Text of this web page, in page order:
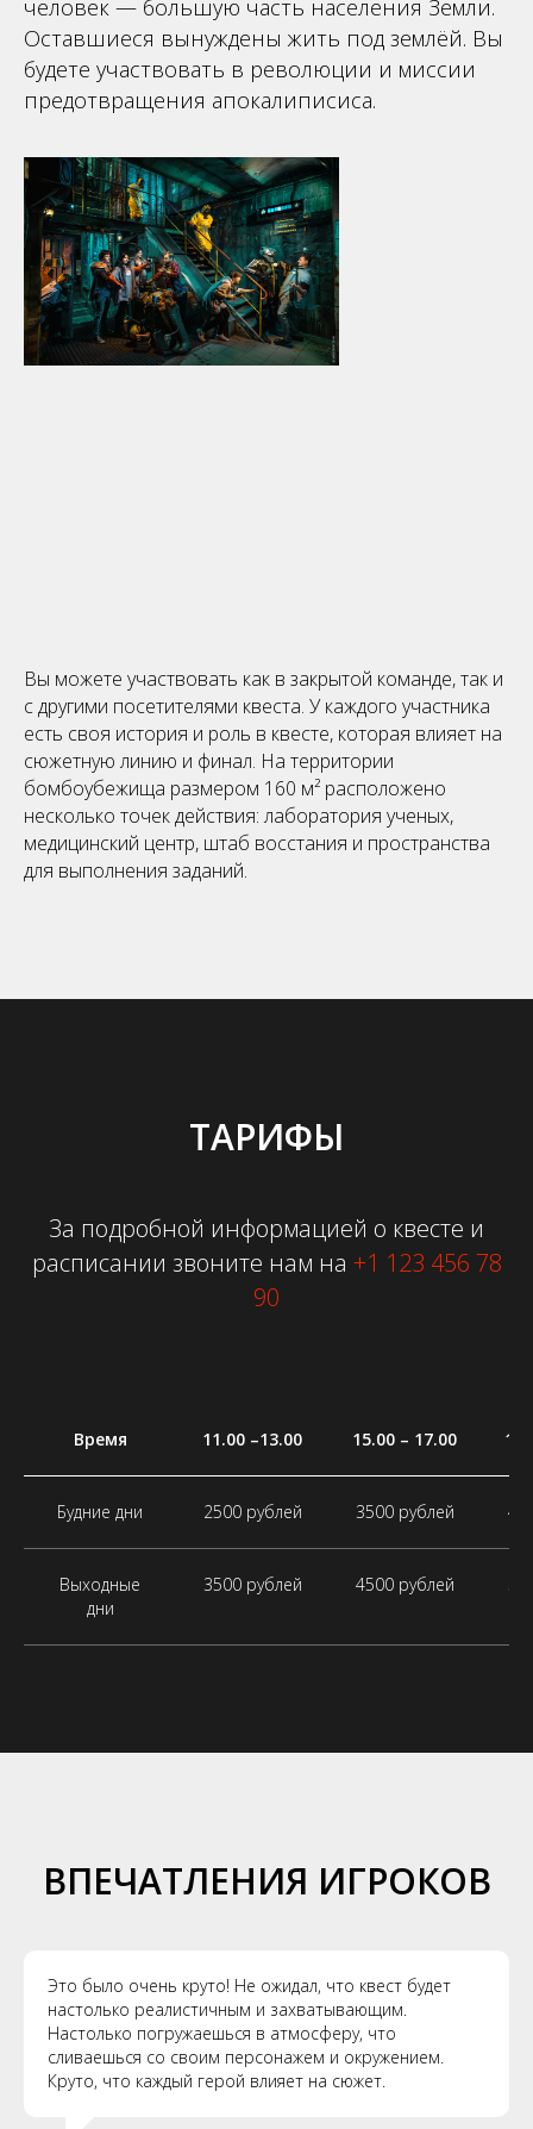
человек — большую часть населения Земли.
Оставшиеся вынуждены жить под землёй. Вы
будете участвовать в революции и миссии
предотвращения апокалиписиса.
Вы можете участвовать как в закрытой команде, так и
с другими посетителями квеста. У каждого участника
есть своя история и роль в квесте, которая влияет на
сюжетную линию и финал. На территории
бомбоубежища размером 160 м² расположено
несколько точек действия: лаборатория ученых,
медицинский центр, штаб восстания и пространства
для выполнения заданий.
ТАРИФЫ
За подробной информацией о квесте и
расписании звоните нам на +1 123 456 78
90
Время 11.00 –13.00 15.00 – 17.00
Будние дни 2500 рублей 3500 рублей
Выходные
дни
3500 рублей 4500 рублей
ВПЕЧАТЛЕНИЯ ИГРОКОВ
Это было очень круто! Не ожидал, что квест будет
настолько реалистичным и захватывающим.
Настолько погружаешься в атмосферу, что
сливаешься со своим персонажем и окружением.
Круто, что каждый герой влияет на сюжет.